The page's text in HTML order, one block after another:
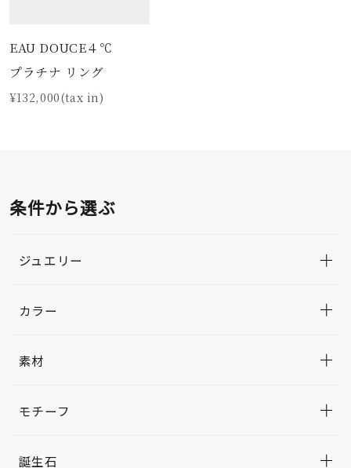
EAU DOUCE４℃
プラチナ リング
¥132,000(tax in)
条件から選ぶ
ジュエリー
カラー
素材
モチーフ
誕生石